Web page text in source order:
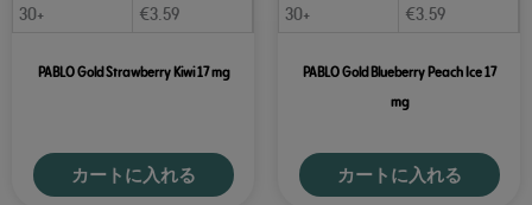
30+
€3.59
PABLO Gold Strawberry Kiwi 17 mg
カートに入れる
30+
€3.59
PABLO Gold Blueberry Peach Ice 17
mg
カートに入れる